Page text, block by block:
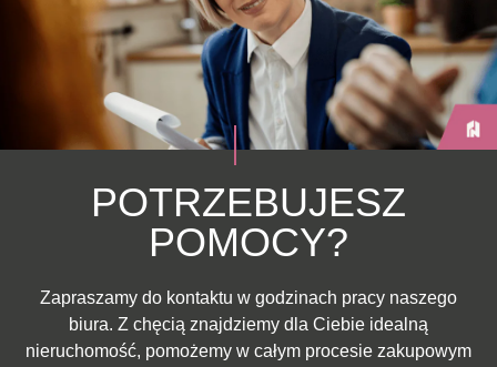
POTRZEBUJESZ
POMOCY?
Zapraszamy do kontaktu w godzinach pracy naszego
biura. Z chęcią znajdziemy dla Ciebie idealną
nieruchomość, pomożemy w całym procesie zakupowym